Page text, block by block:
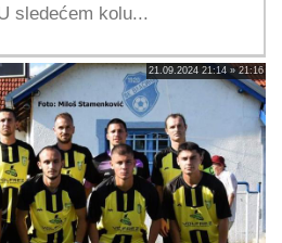
sledećem kolu...
21.09.2024 21:14 » 21:16